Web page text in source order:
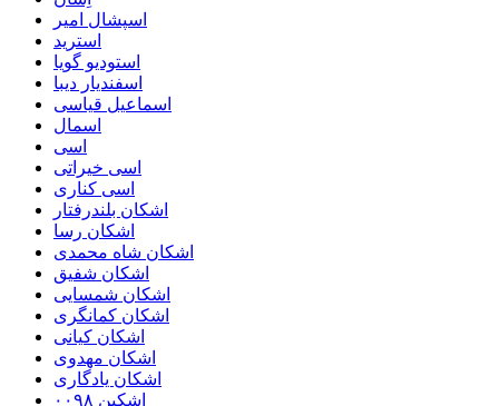
اسپشال امیر
استرید
استودیو گویا
اسفندیار دیبا
اسماعیل قیاسی
اسمال
اسی
اسی خیراتی
اسی کناری
اشکان بلندرفتار
اشکان رسا
اشکان شاه محمدی
اشکان شفیق
اشکان شمسایی
اشکان‌ کمانگری
اشکان کیانی
اشکان مهدوی
اشکان یادگاری
اشکین ۰۰۹۸